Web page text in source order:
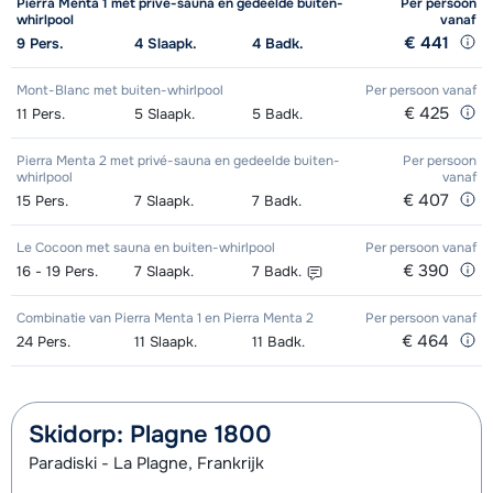
Excellent (Excellence) Ski's +
afhankelijk
Excellent (Excellence) Ski's +
Stokken (8 dagen)
afhankelijk
van week
Excellent (Excellence) Schoenen (8
dagen)
afhankelijk
van week
Goud (Sensation) Ski's + Schoenen
+ Stokken (8 dagen)
afhankelijk
van week
Goud (Sensation) Ski's + Stokken (8
afhankelijk
Goud (Sensation) Schoenen (8
dagen)
Mini Kid Schoenen (6/7 dagen)
afhankelijk
van week
Kampioen (Champion) Ski's +
Schoenen + Stokken (8 dagen)
afhankelijk
van week
Kampioen (Champion) Ski's +
Stokken (8 dagen)
afhankelijk
van week
Kampioen (Champion) Schoenen (8
afhankelijk
Toekomst (Espoir) Ski's + Schoenen
afhankelijk
Toekomst (Espoir) Ski's + Stokken (8
dagen)
Goud (Sensation) Snowboard (8
dagen)
afhankelijk
van week
Goud (Sensation) Boots (8 dagen)
afhankelijk
Zilver (Evolution) Snowboard +
Boots (8 dagen)
afhankelijk
van week
Zilver (Evolution) Snowboard (8
dagen)
afhankelijk
Zilver (Evolution) Boots (8 dagen)
afhankelijk
whirlpool
vanaf
9 Pers. 4 Slaapk. 4 Badk. € 441
Mont-Blanc met buiten-whirlpool Per persoonvanaf
11 Pers. 5 Slaapk. 5 Badk. € 425
Pierra Menta 2 met privé-sauna en gedeelde buiten-
whirlpool
Per persoon
vanaf
15 Pers. 7 Slaapk. 7 Badk. € 407
Le Cocoon met sauna en buiten-whirlpool Per persoonvanaf
16 - 19 Pers. 7 Slaapk. 7 Badk. € 390
Combinatie van Pierra Menta 1 en Pierra Menta 2 Per persoonvanaf
24 Pers. 11 Slaapk. 11 Badk. € 464
Skidorp: Plagne 1800
Paradiski - La Plagne, Frankrijk